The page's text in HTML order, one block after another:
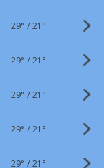
29° /21°
29° /21°
29° /21°
29° /21°
29° /21°